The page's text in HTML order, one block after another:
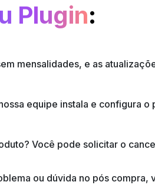
Plugin:
mensalidades, e as
equipe instala e configura
Você pode solicitar o
ou dúvida no pós compra,